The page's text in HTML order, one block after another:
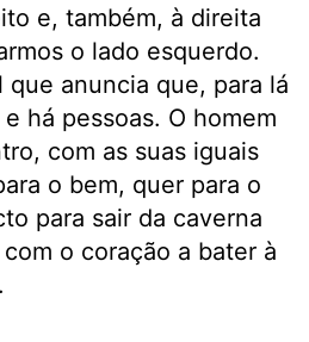
e, também, à direita
o lado esquerdo.
que anuncia que, para lá
há pessoas. O homem
com as suas iguais
o bem, quer para o
para sair da caverna
o coração a bater à